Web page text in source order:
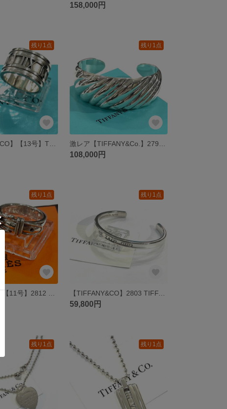
158,000円
残り1点 残り1点
108,000円
残り1点 残り1点
59,800円
残り1点 残り1点